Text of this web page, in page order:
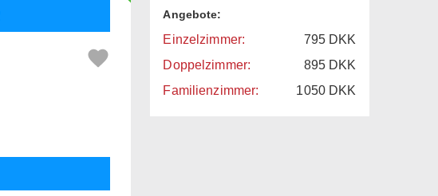
Angebote:
Einzelzimmer: 795 DKK
Doppelzimmer:
895 DKK
Familienzimmer:
1050 DKK